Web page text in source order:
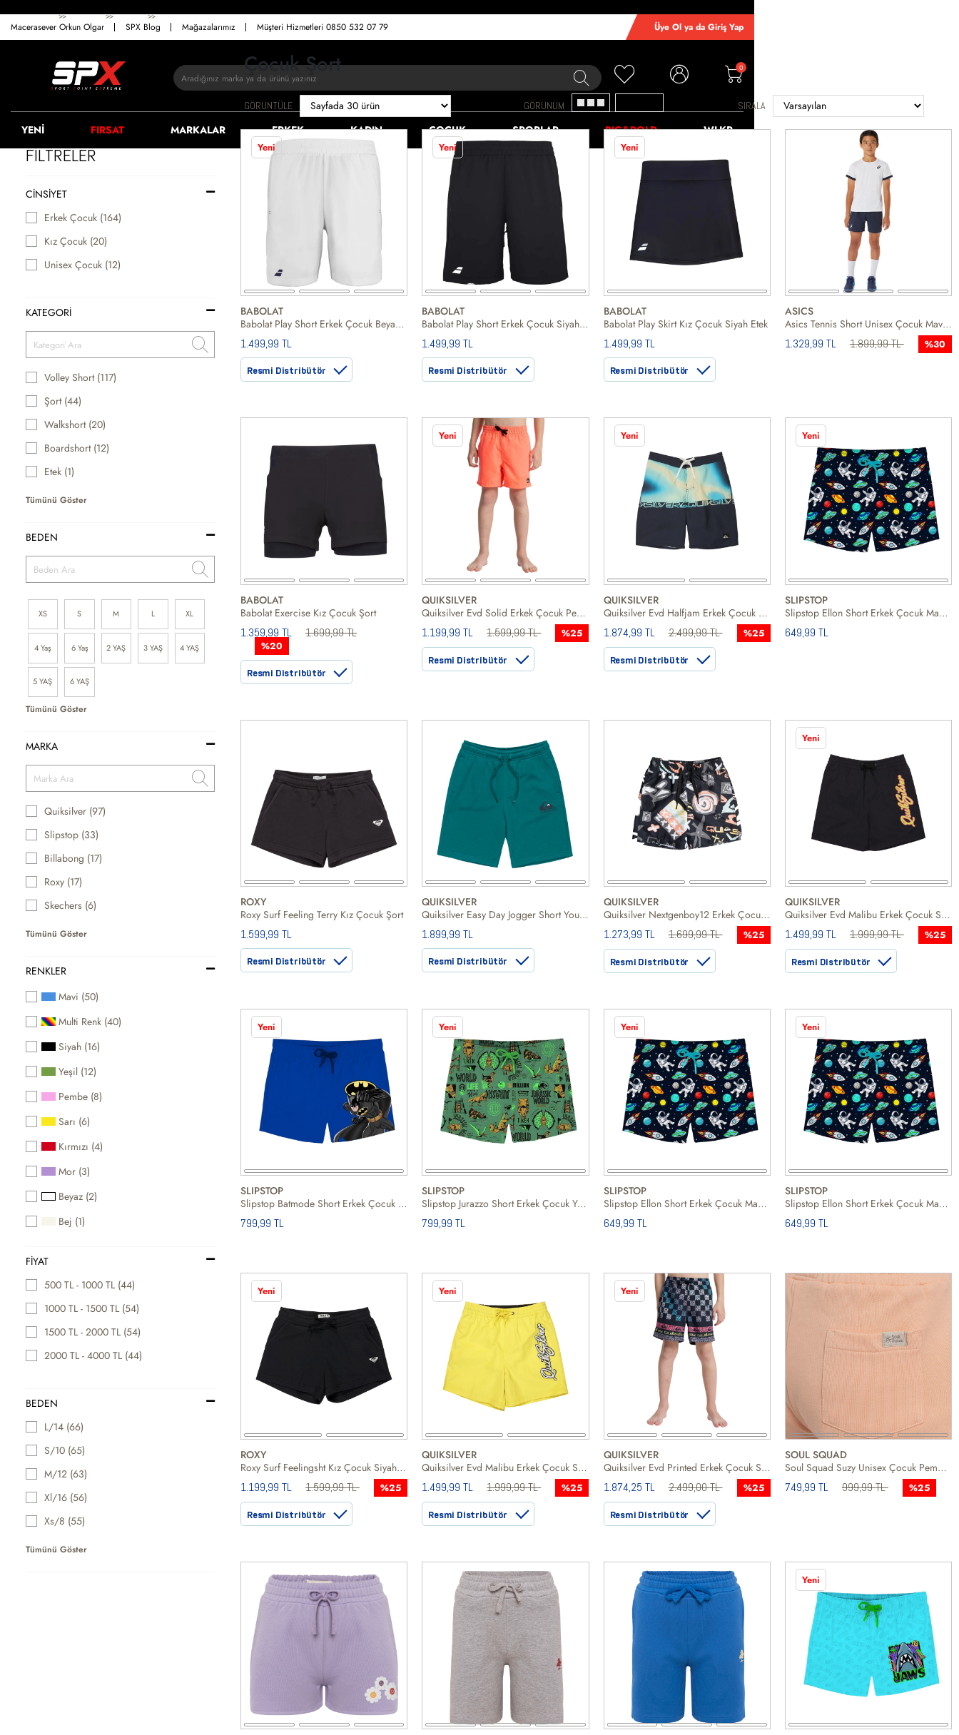
Macerasever Orkun Olgar SPX Blog Mağazalarımız Müşteri Hizmetleri 0850 532 07 79 Üye Ol ya da Giriş Yap
0
YENİ FIRSAT MARKALAR ERKEK KADIN ÇOCUK SPORLAR BIG&BOLD WLKR
ANASAYFA >> ÇOCUK >> GIYIM >> SNOWBOARD MONTU
FİLTRELER
CINSIYET
Erkek Çocuk (164)
Kız Çocuk (20)
Unisex Çocuk (12)
KATEGORİ
Volley Short (117)
Şort (44)
Walkshort (20)
Boardshort (12)
Etek (1)
Tümünü Göster
BEDEN
XS S M L XL
4 Yaş 6 Yaş 2 YAŞ 3 YAŞ 4 YAŞ
5 YAŞ 6 YAŞ
Tümünü Göster
MARKA
Quiksilver (97)
Slipstop (33)
Billabong (17)
Roxy (17)
Skechers (6)
Tümünü Göster
RENKLER
Mavi (50)
Multi Renk (40)
Siyah (16)
Yeşil (12)
Pembe (8)
Sarı (6)
Kırmızı (4)
Mor (3)
Beyaz (2)
Bej (1)
FIYAT
500 TL - 1000 TL (44)
1000 TL - 1500 TL (54)
1500 TL - 2000 TL (54)
2000 TL - 4000 TL (44)
BEDEN
L/14 (66)
S/10 (65)
M/12 (63)
Xl/16 (56)
Xs/8 (55)
Tümünü Göster
Çocuk Şort
GÖRÜNTÜLE GÖRÜNÜM SIRALA
Yeni
BABOLAT
Babolat Play Short Erkek Çocuk Beyaz Şort
1.499,99 TL
Resmi Distribütör
Yeni
BABOLAT
Babolat Play Short Erkek Çocuk Siyah Şort
1.499,99 TL
Resmi Distribütör
Yeni
BABOLAT
Babolat Play Skirt Kız Çocuk Siyah Etek
1.499,99 TL
Resmi Distribütör
ASICS
Asics Tennis Short Unisex Çocuk Mavi Şort
1.329,99 TL 1.899,99 TL %30
BABOLAT
Babolat Exercise Kız Çocuk Şort
1.359,99 TL 1.699,99 TL
%20
Resmi Distribütör
Yeni
QUIKSILVER
Quiksilver Evd Solid Erkek Çocuk Pembe Volley Short
1.199,99 TL 1.599,99 TL %25
Resmi Distribütör
Yeni
QUIKSILVER
Quiksilver Evd Halfjam Erkek Çocuk Mavi Astarsız Boardshort
1.874,99 TL 2.499,99 TL %25
Resmi Distribütör
Yeni
SLIPSTOP
Slipstop Ellon Short Erkek Çocuk Mavi Volley Short
649,99 TL
ROXY
Roxy Surf Feeling Terry Kız Çocuk Şort
1.599,99 TL
Resmi Distribütör
QUIKSILVER
Quiksilver Easy Day Jogger Short Youth Erkek Çocuk Yeşil Şort
1.899,99 TL
Resmi Distribütör
QUIKSILVER
Quiksilver Nextgenboy12 Erkek Çocuk Siyah Volley Short
1.273,99 TL 1.699,99 TL %25
Resmi Distribütör
Yeni
QUIKSILVER
Quiksilver Evd Malibu Erkek Çocuk Siyah Volley Short
1.499,99 TL 1.999,99 TL %25
Resmi Distribütör
Yeni
SLIPSTOP
Slipstop Batmode Short Erkek Çocuk Mavi Volley Short
799,99 TL
Yeni
SLIPSTOP
Slipstop Jurazzo Short Erkek Çocuk Yeşil Volley Short
799,99 TL
Yeni
SLIPSTOP
Slipstop Ellon Short Erkek Çocuk Mavi Volley Short
649,99 TL
Yeni
SLIPSTOP
Slipstop Ellon Short Erkek Çocuk Mavi Volley Short
649,99 TL
Yeni
ROXY
Roxy Surf Feelingsht Kız Çocuk Siyah Şort
1.199,99 TL 1.599,99 TL %25
Resmi Distribütör
Yeni
QUIKSILVER
Quiksilver Evd Malibu Erkek Çocuk Sarı Volley Short
1.499,99 TL 1.999,99 TL %25
Resmi Distribütör
Yeni
QUIKSILVER
Quiksilver Evd Printed Erkek Çocuk Siyah Volley Short
1.874,25 TL 2.499,00 TL %25
Resmi Distribütör
SOUL SQUAD
Soul Squad Suzy Unisex Çocuk Pembe Şort
749,99 TL 999,99 TL %25
Yeni